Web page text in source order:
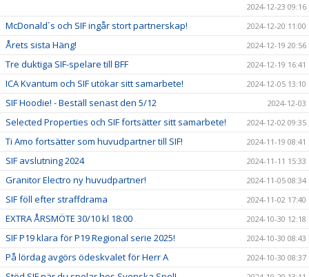
2024-12-23 09:16
McDonald´s och SIF ingår stort partnerskap! 2024-12-20 11:00
Årets sista Häng! 2024-12-19 20:56
Tre duktiga SIF-spelare till BFF 2024-12-19 16:41
ICA Kvantum och SIF utökar sitt samarbete! 2024-12-05 13:10
SIF Hoodie! - Beställ senast den 5/12 2024-12-03
Selected Properties och SIF fortsätter sitt samarbete! 2024-12-02 09:35
Ti Amo fortsätter som huvudpartner till SIF! 2024-11-19 08:41
SIF avslutning 2024 2024-11-11 15:33
Granitor Electro ny huvudpartner! 2024-11-05 08:34
SIF föll efter straffdrama 2024-11-02 17:40
EXTRA ÅRSMÖTE 30/10 kl 18:00 2024-10-30 12:18
SIF P19 klara för P19 Regional serie 2025! 2024-10-30 08:43
På lördag avgörs ödeskvalet för Herr A 2024-10-30 08:37